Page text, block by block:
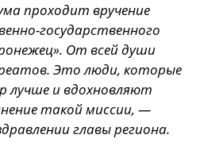
проходит вручение
государственного
От всей души
Это люди, которые
и вдохновляют
такой миссии, —
главы региона.